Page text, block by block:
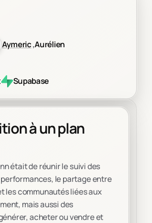
Aymeric Aurélien
Supabase
à un plan
était de réunir le suivi des
le partage entre
les communautés liées aux
mais aussi des
acheter ou vendre et